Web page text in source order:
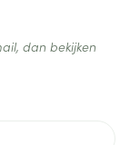
dan bekijken